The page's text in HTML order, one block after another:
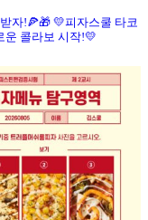
자!🍕🎁 💛피자스쿨 타코
운 콜라보 시작!💛